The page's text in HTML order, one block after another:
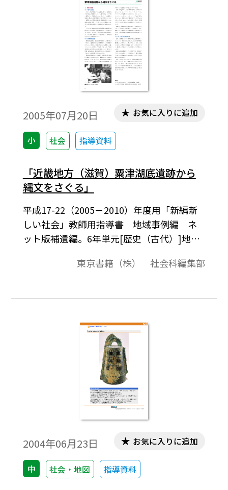
と，④地域講師の効果的活用が子どもたち
に楽しさを与えるとともに，数多くの発見
をさせることが分かってきた。
2005年07月20日
小 社会 指導資料
お気に入りに追加
「近畿地方（滋賀）粟津湖底遺跡から
縄文をさぐる」
平成17-22（2005－2010）年度用「新編新
しい社会」教師用指導書 地域事例編 ネ
ット版補遺編。6年単元[歴史（古代）]地域
指導書 地域事例編」は，5･6年の内容に該
国各地の代表的な地域事例の概要と教材と
います。ここでは，その「ネット版補遺編」
として，指導書本編には掲載できなかった
全国各地の優れた地域事例を本編と同じ形
東京書籍（株） 社会科編集部
2004年06月23日
中 社会・地図 指導資料
お気に入りに追加